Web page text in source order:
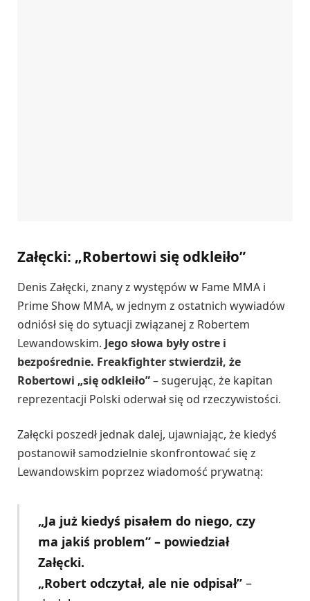
Załęcki: „Robertowi się odkleiło”
Denis Załęcki, znany z występów w Fame MMA i
Prime Show MMA, w jednym z ostatnich wywiadów
odniósł się do sytuacji związanej z Robertem
Lewandowskim. Jego słowa były ostre i
bezpośrednie. Freakfighter stwierdził, że
Robertowi „się odkleiło”– sugerując, że kapitan
reprezentacji Polski oderwał się od rzeczywistości.
Załęcki poszedł jednak dalej, ujawniając, że kiedyś
postanowił samodzielnie skonfrontować się z
Lewandowskim poprzez wiadomość prywatną:
„Ja już kiedyś pisałem do niego, czy
ma jakiś problem” – powiedział
Załęcki.
„Robert odczytał, ale nie odpisał”–